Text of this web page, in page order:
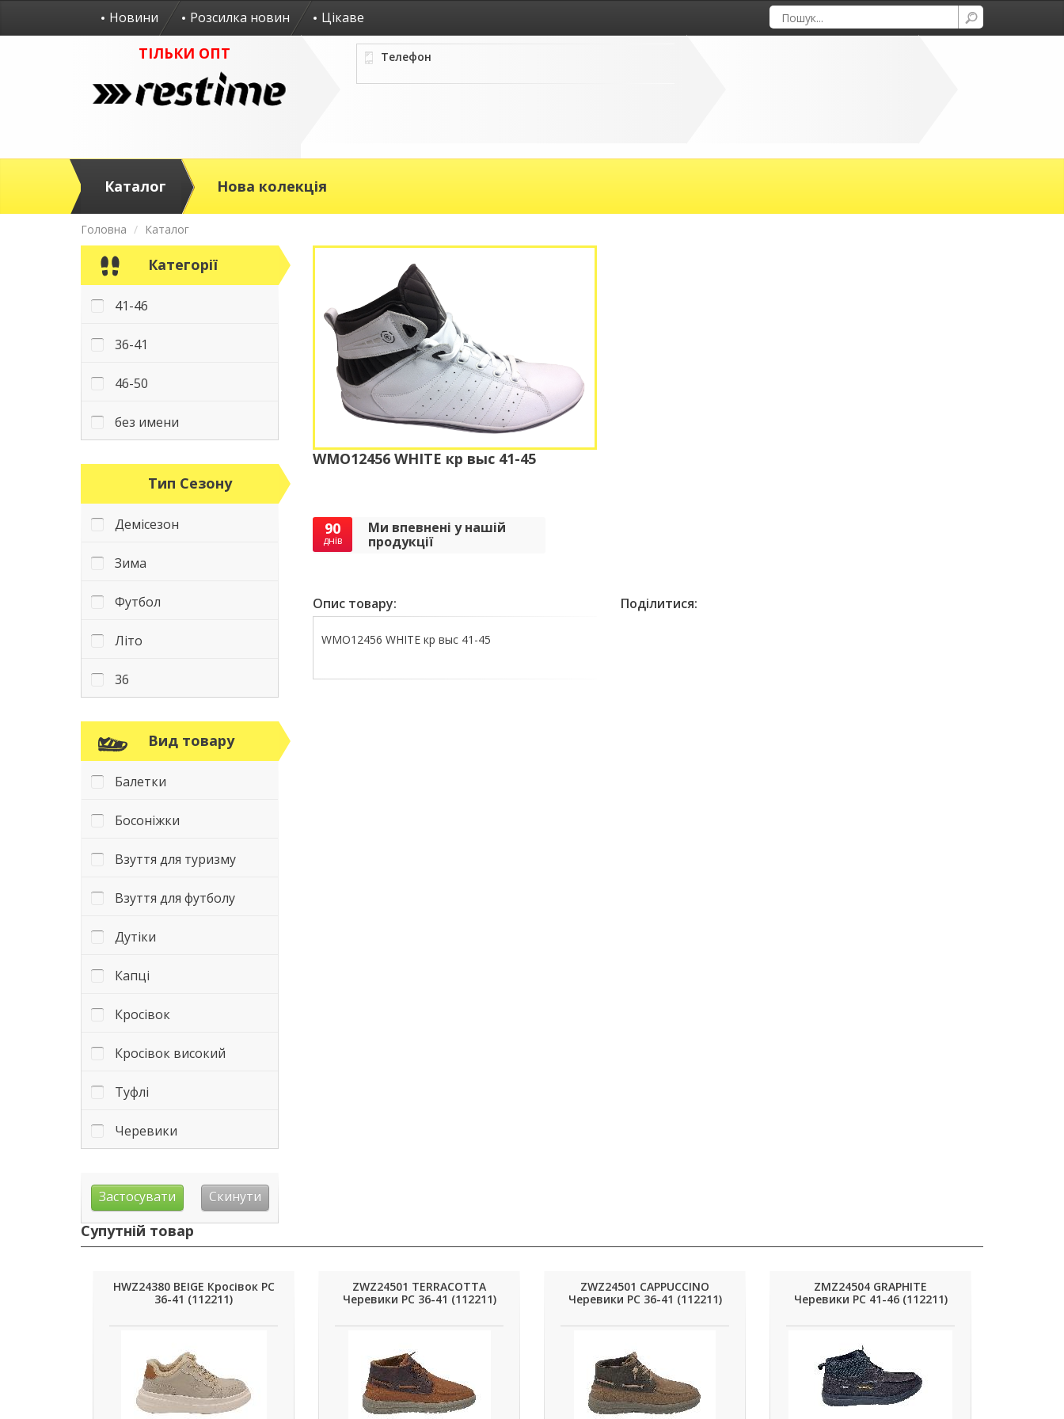
Новини Розсилка новин Цікаве
ТІЛЬКИ ОПТ Телефон
Каталог Нова колекція
Головна Каталог
Категорії
41-46
36-41
46-50
без имени
Тип Сезону
Демісезон
Зима
Футбол
Літо
36
Вид товару
Балетки
Босоніжки
Взуття для туризму
Взуття для футболу
Дутіки
Капці
Кросівок
Кросівок високий
Туфлі
Черевики
WMO12456 WHITE кр выс 41-45
90
днів
Ми впевнені у нашій
продукції
Опис товару:
WMO12456 WHITE кр выс 41-45
Поділитися:
Супутній товар
HWZ24380 BEIGE Кросівок РС
36-41 (112211)
ZWZ24501 TERRACOTTA
Черевики РС 36-41 (112211)
ZWZ24501 CAPPUCCINO
Черевики РС 36-41 (112211)
ZMZ24504 GRAPHITE
Черевики РС 41-46 (112211)